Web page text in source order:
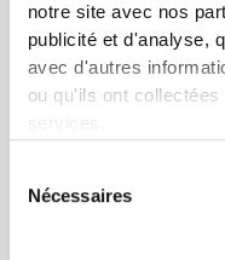
notre site avec nos
publicité et d'analyse,
avec d'autres
ou qu'ils ont
services.
Nécessaires